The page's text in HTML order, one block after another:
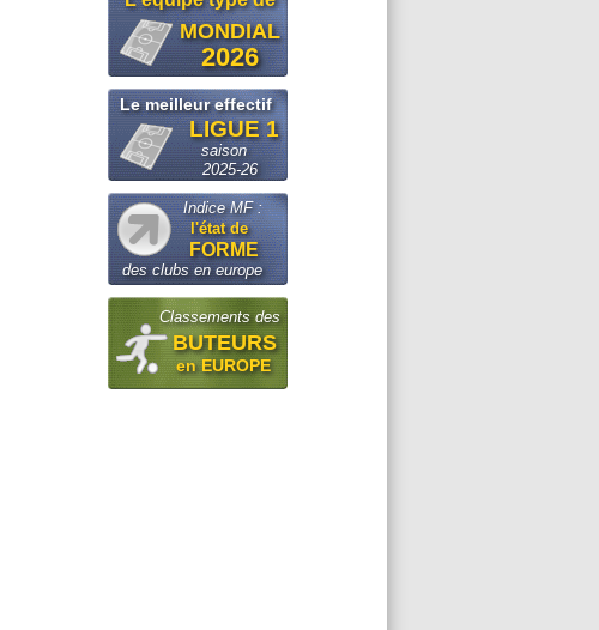
MONDIAL
2026
Le meilleur effectif
LIGUE 1
saison
2025-26
Indice MF :
l'état de
FORME
des clubs en europe
Classements des
BUTEURS
en EUROPE